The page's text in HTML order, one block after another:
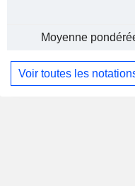
Moyenne
Voir toutes les